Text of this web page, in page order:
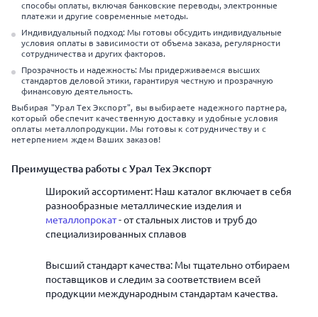
способы оплаты, включая банковские переводы, электронные
платежи и другие современные методы.
Индивидуальный подход: Мы готовы обсудить индивидуальные
условия оплаты в зависимости от объема заказа, регулярности
сотрудничества и других факторов.
Прозрачность и надежность: Мы придерживаемся высших
стандартов деловой этики, гарантируя честную и прозрачную
финансовую деятельность.
Выбирая "Урал Тех Экспорт", вы выбираете надежного партнера,
который обеспечит качественную доставку и удобные условия
оплаты металлопродукции. Мы готовы к сотрудничеству и с
нетерпением ждем Ваших заказов!
Преимущества работы с Урал Тех Экспорт
Широкий ассортимент: Наш каталог включает в себя
разнообразные металлические изделия и
металлопрокат- от стальных листов и труб до
специализированных сплавов
Высший стандарт качества: Мы тщательно отбираем
поставщиков и следим за соответствием всей
продукции международным стандартам качества.